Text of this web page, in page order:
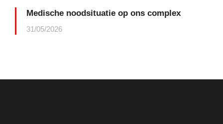
Medische noodsituatie op ons complex
31/05/2026